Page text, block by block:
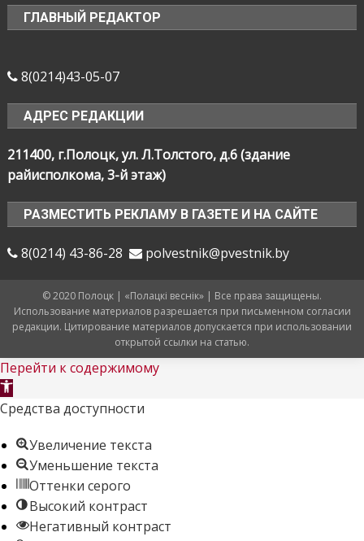
ГЛАВНЫЙ РЕДАКТОР
8(0214)43-05-07
АДРЕС РЕДАКЦИИ
211400, г.Полоцк, ул. Л.Толстого, д.6 (здание
райисполкома, 3-й этаж)
РАЗМЕСТИТЬ РЕКЛАМУ В ГАЗЕТЕ И НА САЙТЕ
8(0214) 43-86-28 polvestnik@pvestnik.by
© 2020 Полоцк | «Полацкі веснік» | Все права защищены.
Использование материалов разрешается при письменном согласии
редакции. Цитирование материалов допускается при использовании
открытой ссылки на статью.
Перейти к содержимому
Открыть
панель
Средства доступности
Увеличение текста
Уменьшение текста
Оттенки серого
Высокий контраст
Негативный контраст